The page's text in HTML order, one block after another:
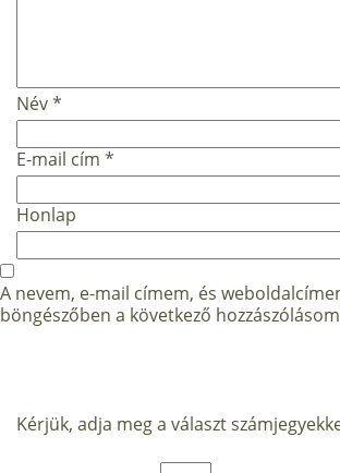
Név*
E-mail cím *
Honlap
A nevem, e-mail címem, és
böngészőben a következő
Kérjük, adja meg a választ